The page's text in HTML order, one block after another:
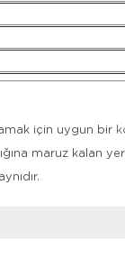
için uygun bir
maruz kalan